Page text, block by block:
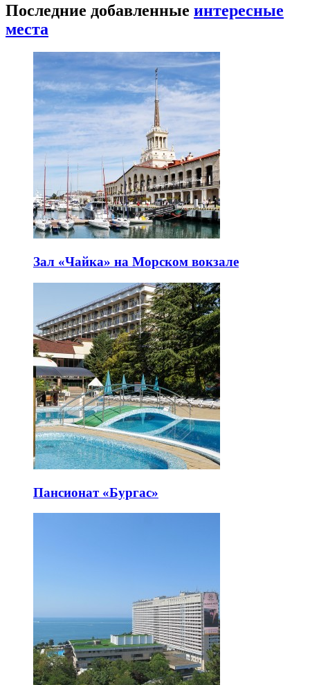
Последние добавленные интересные
места
Зал «Чайка» на Морском вокзале
Пансионат «Бургас»